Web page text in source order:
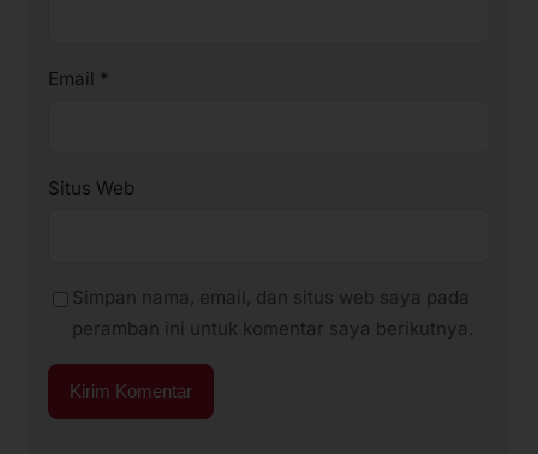
Email *
Situs Web
Simpan nama, email, dan situs web saya pada
peramban ini untuk komentar saya berikutnya.